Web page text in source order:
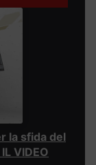
la sfida del
VIDEO